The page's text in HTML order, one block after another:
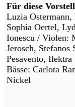
Für diese
Luzia
Sophia Oertel,
Ionescu / Violen:
Jerosch,
Pesavento,
Bässe: Carlota
Nickel